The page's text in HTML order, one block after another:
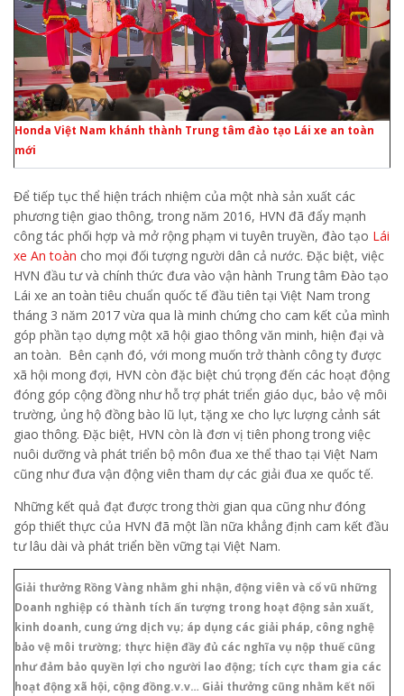
Honda Việt Nam khánh thành Trung tâm đào tạo Lái xe an toàn
mới
Để tiếp tục thể hiện trách nhiệm của một nhà sản xuất các
phương tiện giao thông, trong năm 2016, HVN đã đẩy mạnh
công tác phối hợp và mở rộng phạm vi tuyên truyền, đào tạo Lái
xe An toàn cho mọi đối tượng người dân cả nước. Đặc biệt, việc
HVN đầu tư và chính thức đưa vào vận hành Trung tâm Đào tạo
Lái xe an toàn tiêu chuẩn quốc tế đầu tiên tại Việt Nam trong
tháng 3 năm 2017 vừa qua là minh chứng cho cam kết của mình
góp phần tạo dựng một xã hội giao thông văn minh, hiện đại và
an toàn. Bên cạnh đó, với mong muốn trở thành công ty được
xã hội mong đợi, HVN còn đặc biệt chú trọng đến các hoạt động
đóng góp cộng đồng như hỗ trợ phát triển giáo dục, bảo vệ môi
trường, ủng hộ đồng bào lũ lụt, tặng xe cho lực lượng cảnh sát
giao thông. Đặc biệt, HVN còn là đơn vị tiên phong trong việc
nuôi dưỡng và phát triển bộ môn đua xe thể thao tại Việt Nam
cũng như đưa vận động viên tham dự các giải đua xe quốc tế.
Những kết quả đạt được trong thời gian qua cũng như đóng
góp thiết thực của HVN đã một lần nữa khẳng định cam kết đầu
tư lâu dài và phát triển bền vững tại Việt Nam.
Giải thưởng Rồng Vàng nhằm ghi nhận, động viên và cổ vũ những
Doanh nghiệp có thành tích ấn tượng trong hoạt động sản xuất,
kinh doanh, cung ứng dịch vụ; áp dụng các giải pháp, công nghệ
bảo vệ môi trường; thực hiện đầy đủ các nghĩa vụ nộp thuế cũng
như đảm bảo quyền lợi cho người lao động; tích cực tham gia các
hoạt động xã hội, cộng đồng.v.v… Giải thưởng cũng nhằm kết nối